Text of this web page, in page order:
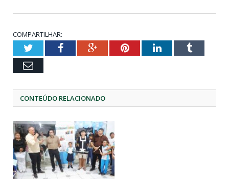
COMPARTILHAR:
TwitterFacebookGoogle+PinterestLinkedInTumblr
Email
CONTEÚDO RELACIONADO